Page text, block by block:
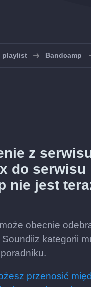
playlist Bandcamp
z
do serwisu
nie jest
obecnie
kategorii
przenosić